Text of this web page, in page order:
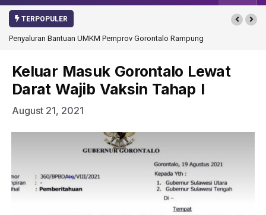
TERPOPULER
RampungGorontalo Ikut Dukung Program SMA Unggul Garuda
Keluar Masuk Gorontalo Lewat
Darat Wajib Vaksin Tahap I
August 21, 2021